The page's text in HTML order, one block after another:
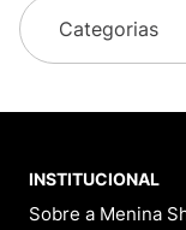
Categorias
INSTITUCIONAL
Sobre a Menina